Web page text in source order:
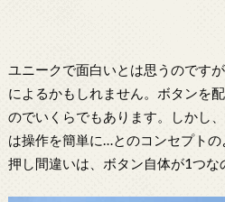
ユニークで面白いとは思うのです
によるかもしれません。ボタンを
のでいくらでもあります。しかし
は操作を簡単に…とのコンセプト
押し間違いは、ボタン自体が1つな